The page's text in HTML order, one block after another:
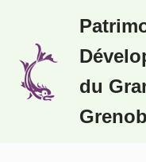
au
contenu
du